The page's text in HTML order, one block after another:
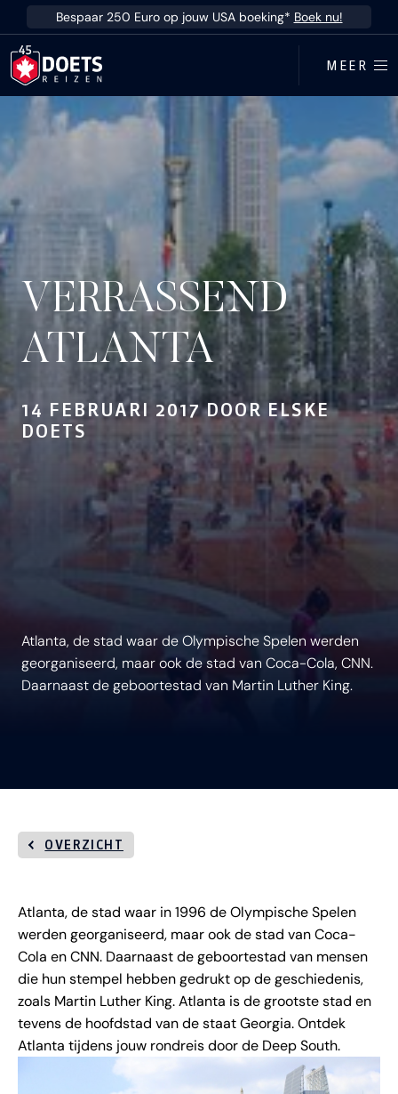
Ga direct naar inhoud
Bespaar 250 Euro op jouw USA boeking* Boek nu!
MEER
VERRASSEND
ATLANTA
14 FEBRUARI 2017 DOOR ELSKE
DOETS
Atlanta, de stad waar de Olympische Spelen werden
georganiseerd, maar ook de stad van Coca-Cola, CNN.
Daarnaast de geboortestad van Martin Luther King.
OVERZICHT
Atlanta, de stad waar in 1996 de Olympische Spelen
werden georganiseerd, maar ook de stad van Coca-
Cola en CNN. Daarnaast de geboortestad van mensen
die hun stempel hebben gedrukt op de geschiedenis,
zoals Martin Luther King. Atlanta is de grootste stad en
tevens de hoofdstad van de staat Georgia. Ontdek
Atlanta tijdens jouw rondreis door de Deep South.